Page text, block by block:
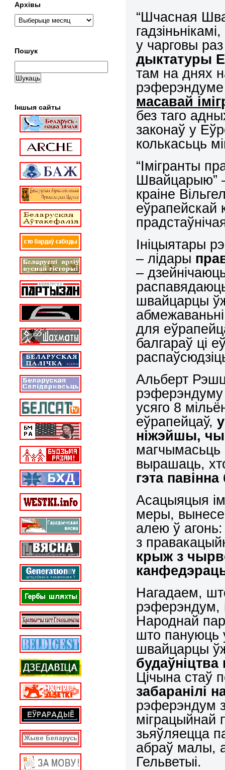
“Шчасная
у чарговы
дыктатуры
там на днях
масавай
без таго
законаў у
колькасьць
“Імігранты
Швайцарыю”
краіне
еўрапейскай
Ініцыятары
– лідары
–
швайцарцы
для
балгараў ці
Альберт
усяго 8
еўрапейцаў,
ніжэйшы,
магчымасьць
вырашаць,
гэта
Асацыяцыя
меры,
алею ў
з
крыж з
Нагадаем,
рэферэндум,
Народнай
што пануюць
швайцарцы
будаўніцтва
Цічына стаў
забаранілі
рэферэндум
міграцыйнай
зьяўляецца
абраў малы,
Гельветыі.
Архівы
Пошук
Іншыя сайты